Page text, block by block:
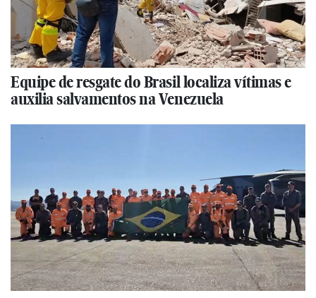
Equipe de resgate do Brasil localiza vítimas e
auxilia salvamentos na Venezuela